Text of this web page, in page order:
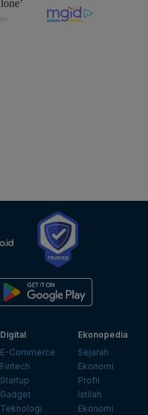
Digital
E-Commerce
Fintech
Startup
Gadget
Teknologi
Ekonopedia
Sejarah
Ekonomi
Profil
Istilah
Ekonomi